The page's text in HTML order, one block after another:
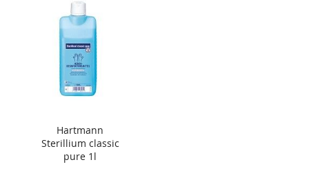
Hartmann
Sterillium classic
pure 1l